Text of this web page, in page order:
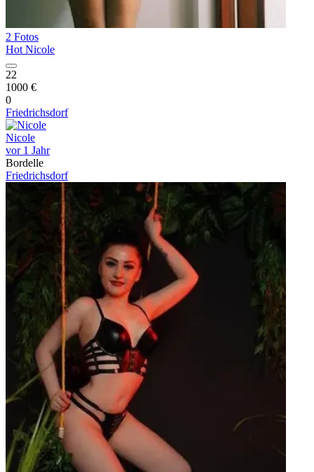
2 Fotos
Hot Nicole
22
1000 €
0
Friedrichsdorf
Nicole
vor 1 Jahr
Bordelle
Friedrichsdorf